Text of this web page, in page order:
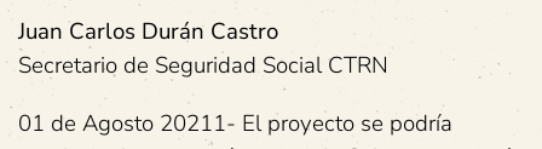
Juan Carlos Durán Castro
Secretario de Seguridad Social CTRN
01 de Agosto 20211- El proyecto se podría